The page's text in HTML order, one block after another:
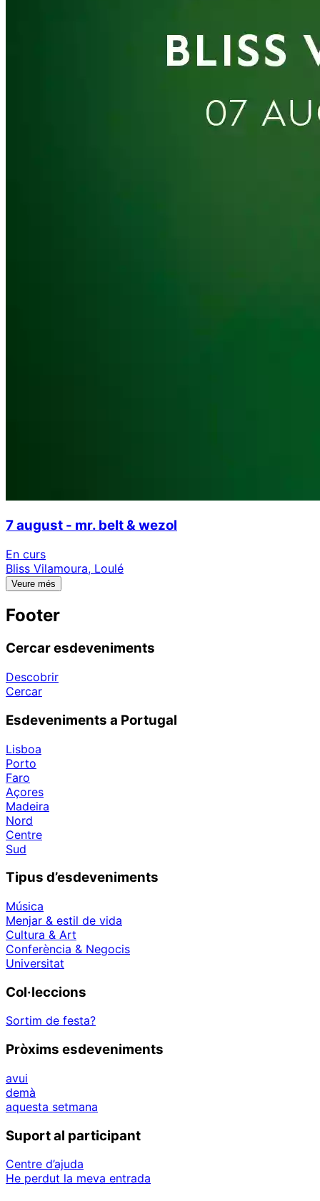
7 august - mr. belt & wezol
En curs
Bliss Vilamoura, Loulé
Veure més
Footer
Cercar esdeveniments
Descobrir
Cercar
Esdeveniments a Portugal
Lisboa
Porto
Faro
Açores
Madeira
Nord
Centre
Sud
Tipus d’esdeveniments
Música
Menjar & estil de vida
Cultura & Art
Conferència & Negocis
Universitat
Col·leccions
Sortim de festa?
Pròxims esdeveniments
avui
demà
aquesta setmana
Suport al participant
Centre d’ajuda
He perdut la meva entrada